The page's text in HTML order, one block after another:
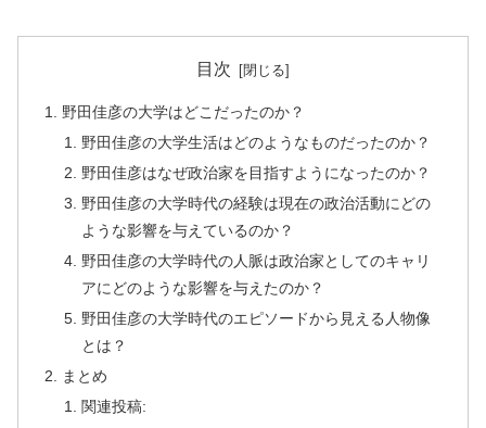
目次
野田佳彦の大学はどこだったのか？
野田佳彦の大学生活はどのようなものだったのか？
野田佳彦はなぜ政治家を目指すようになったのか？
野田佳彦の大学時代の経験は現在の政治活動にどの
ような影響を与えているのか？
野田佳彦の大学時代の人脈は政治家としてのキャリ
アにどのような影響を与えたのか？
野田佳彦の大学時代のエピソードから見える人物像
とは？
まとめ
関連投稿: